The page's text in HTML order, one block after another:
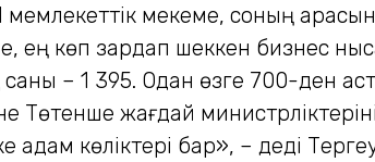
мекеме, соның
ең көп зардап шеккен бизнес
– 1 395. Одан өзге 700-ден
Төтенше жағдай
адам көліктері бар», – деді